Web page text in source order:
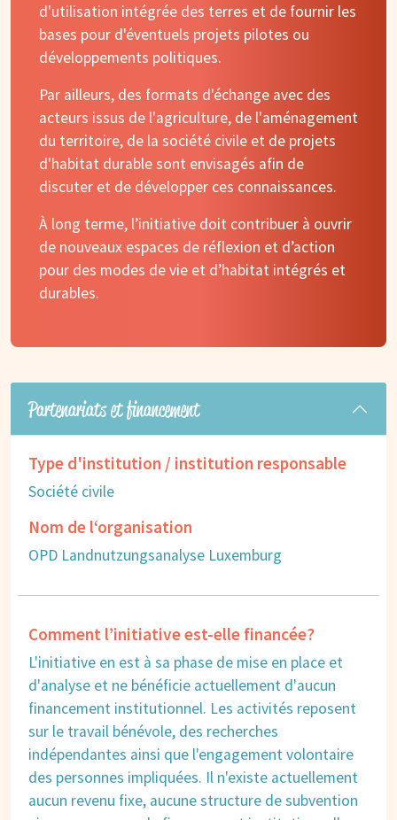
d'utilisation intégrée des terres et de fournir les
bases pour d'éventuels projets pilotes ou
développements politiques.
Par ailleurs, des formats d'échange avec des
acteurs issus de l'agriculture, de l'aménagement
du territoire, de la société civile et de projets
d'habitat durable sont envisagés afin de
discuter et de développer ces connaissances.
À long terme, l’initiative doit contribuer à ouvrir
de nouveaux espaces de réflexion et d’action
pour des modes de vie et d’habitat intégrés et
durables.
Partenariats et financement
Type d'institution / institution responsable
Société civile
Nom de l‘organisation
OPD Landnutzungsanalyse Luxemburg
Comment l’initiative est-elle financée?
L'initiative en est à sa phase de mise en place et
d'analyse et ne bénéficie actuellement d'aucun
financement institutionnel. Les activités reposent
sur le travail bénévole, des recherches
indépendantes ainsi que l'engagement volontaire
des personnes impliquées. Il n'existe actuellement
aucun revenu fixe, aucune structure de subvention